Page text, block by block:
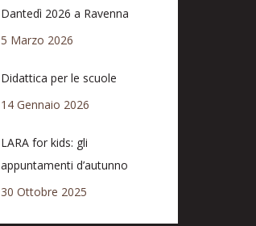
Dantedì 2026 a Ravenna
5 Marzo 2026
Didattica per le scuole
14 Gennaio 2026
LARA for kids: gli
appuntamenti d’autunno
30 Ottobre 2025